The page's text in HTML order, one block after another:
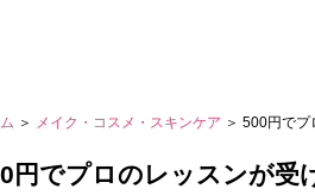
＞ メイク・コスメ・スキンケア ＞ 500円で
円でプロのレッスンが受